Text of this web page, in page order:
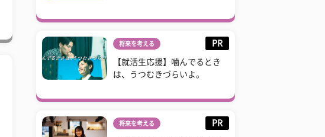
将来を考える PR
【就活生応援】噛んでるとき
は、うつむきづらいよ。
将来を考える PR